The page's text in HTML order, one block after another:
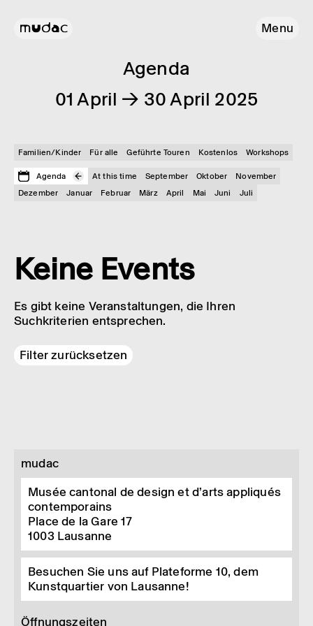
Menu
Agenda
01 April → 30 April 2025
Familien/Kinder Für alle Geführte Touren Kostenlos Workshops
Agenda At this time September Oktober
November
Dezember
Januar Februar März April Mai Juni Juli
Keine Events
Es gibt keine Veranstaltungen, die Ihren
Suchkriterien entsprechen.
Filter zurücksetzen
mudac
Musée cantonal de design et d’arts appliqués
contemporains
Place de la Gare 17
1003 Lausanne
Besuchen Sie uns auf Plateforme 10, dem
Kunstquartier von Lausanne!
Öffnungszeiten